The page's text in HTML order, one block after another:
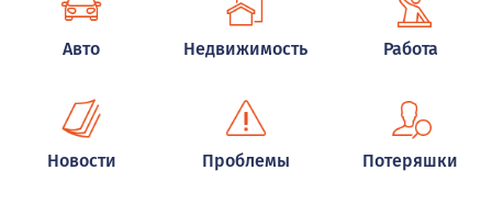
Авто Недвижимость Работа
Новости Проблемы Потеряшки